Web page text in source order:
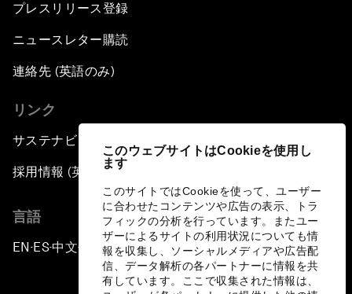
このウェブサイトはCookieを使用し
ます
このサイトではCookieを使って、ユーザー
に合わせたコンテンツや広告の表示、トラ
フィックの分析を行っています。またユー
ザーによるサイトの利用状況についても情
報を収集し、ソーシャルメディアや広告配
信、データ解析の各パートナーに情報を共
有しています。ここで収集された情報は、
プレスリリース登録
ニュースレター購読
連絡先 (英語のみ)
リンク
サステナビリティへの取り組み
採用情報 (英語のみ)
言語
EN ▪ES▪中文▪ 日本語